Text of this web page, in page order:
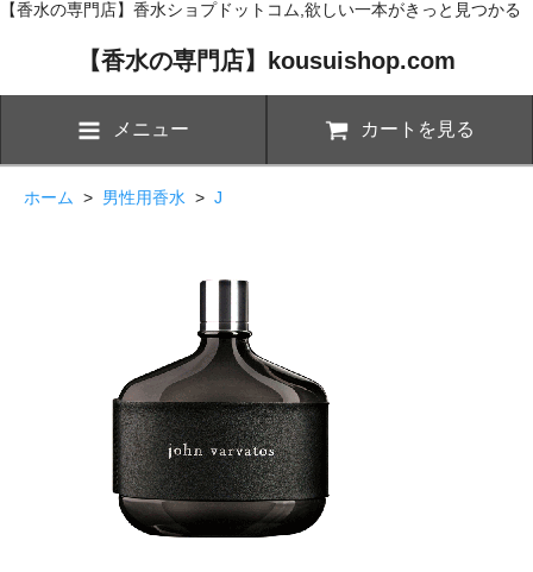
【香水の専門店】香水ショプドットコム,欲しい一本がきっと見つかる
【香水の専門店】kousuishop.com
メニュー カートを見る
ホーム > 男性用香水 > J